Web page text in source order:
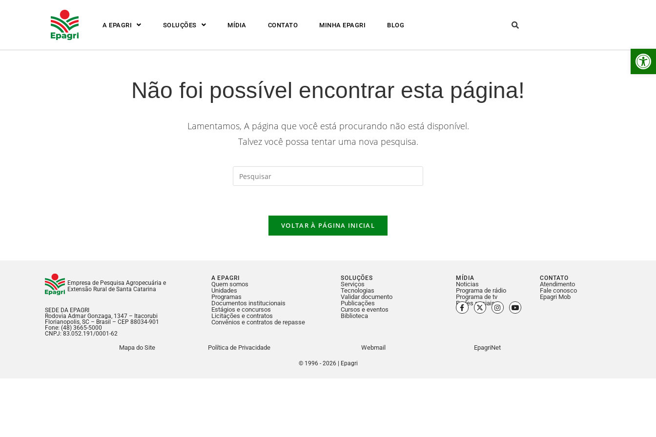
A EPAGRI SOLUÇÕES MÍDIA CONTATO MINHA EPAGRI BLOG
Não foi possível encontrar esta página!
Lamentamos, A página que você está procurando não está disponível.
Talvez você possa tentar uma nova pesquisa.
VOLTAR À PÁGINA INICIAL
Empresa de Pesquisa Agropecuária e
Extensão Rural de Santa Catarina
SEDE DA EPAGRI
Rodovia Admar Gonzaga, 1347 – Itacorubi
Florianopolis, SC – Brasil – CEP 88034-901
Fone: (48) 3665-5000
CNPJ: 83.052.191/0001-62
A EPAGRI
Quem somos
Unidades
Programas
Documentos institucionais
Estágios e concursos
Licitações e contratos
Convênios e contratos de repasse
SOLUÇÕES
Serviços
Tecnologias
Validar documento
Publicações
Cursos e eventos
Biblioteca
MÍDIA
Noticias
Programa de rádio
Programa de tv
Redes sociais
CONTATO
Atendimento
Fale conosco
Epagri Mob
Mapa do Site Política de Privacidade Webmail EpagriNet
© 1996 - 2026 | Epagri